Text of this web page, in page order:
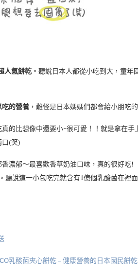
人氣餅乾 。聽說日本人都從小吃到大，童年
吃的營養 ，難怪是日本媽媽們都會給小朋吃
的比想像中還要小~很可愛！！就是拿在手
(笑)
濃郁～最喜歡香草奶油口味，真的很好吃!
說這一小包吃完就含有1億個乳酸菌在裡
乳酸菌夾心餅乾 – 健康營養的日本國民餅乾